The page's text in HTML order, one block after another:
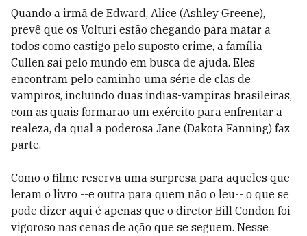
Quando a irmã de Edward, Alice (Ashley Greene),
prevê que os Volturi estão chegando para matar a
todos como castigo pelo suposto crime, a família
Cullen sai pelo mundo em busca de ajuda. Eles
encontram pelo caminho uma série de clãs de
vampiros, incluindo duas índias-vampiras brasileiras,
com as quais formarão um exército para enfrentar a
realeza, da qual a poderosa Jane (Dakota Fanning) faz
parte.
Como o filme reserva uma surpresa para aqueles que
leram o livro --e outra para quem não o leu-- o que se
pode dizer aqui é apenas que o diretor Bill Condon foi
vigoroso nas cenas de ação que se seguem. Nesse